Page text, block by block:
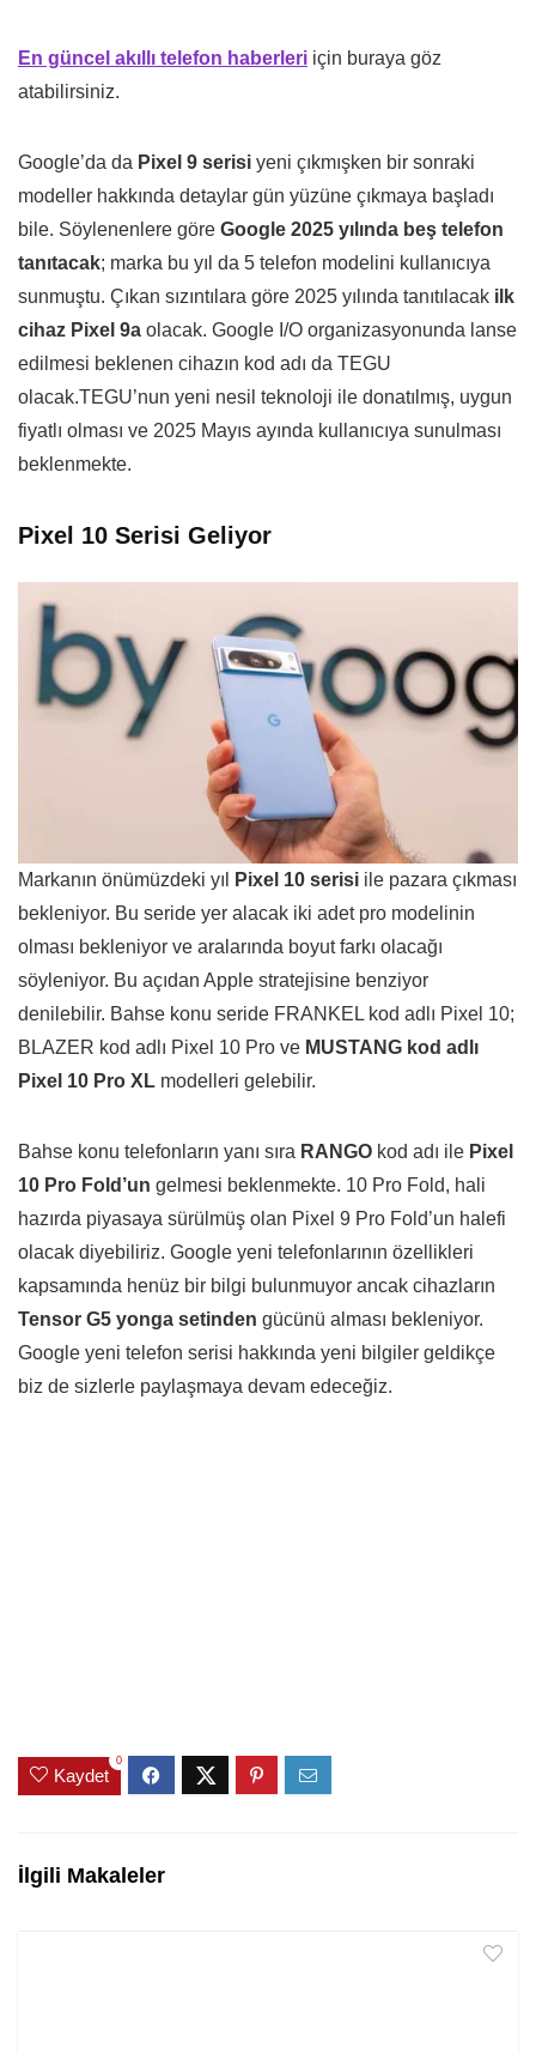
En güncel akıllı telefon haberleri için buraya göz
atabilirsiniz.
Google’da da Pixel 9 serisi yeni çıkmışken bir sonraki
modeller hakkında detaylar gün yüzüne çıkmaya başladı
bile. Söylenenlere göre Google 2025 yılında beş telefon
tanıtacak; marka bu yıl da 5 telefon modelini kullanıcıya
sunmuştu. Çıkan sızıntılara göre 2025 yılında tanıtılacak ilk
cihaz Pixel 9a olacak. Google I/O organizasyonunda lanse
edilmesi beklenen cihazın kod adı da TEGU
olacak.TEGU’nun yeni nesil teknoloji ile donatılmış, uygun
fiyatlı olması ve 2025 Mayıs ayında kullanıcıya sunulması
beklenmekte.
Pixel 10 Serisi Geliyor
Markanın önümüzdeki yıl Pixel 10 serisi ile pazara çıkması
bekleniyor. Bu seride yer alacak iki adet pro modelinin
olması bekleniyor ve aralarında boyut farkı olacağı
söyleniyor. Bu açıdan Apple stratejisine benziyor
denilebilir. Bahse konu seride FRANKEL kod adlı Pixel 10;
BLAZER kod adlı Pixel 10 Pro ve MUSTANG kod adlı
Pixel 10 Pro XL modelleri gelebilir.
Bahse konu telefonların yanı sıra RANGO kod adı ile Pixel
10 Pro Fold’un gelmesi beklenmekte. 10 Pro Fold, hali
hazırda piyasaya sürülmüş olan Pixel 9 Pro Fold’un halefi
olacak diyebiliriz. Google yeni telefonlarının özellikleri
kapsamında henüz bir bilgi bulunmuyor ancak cihazların
Tensor G5 yonga setinden gücünü alması bekleniyor.
Google yeni telefon serisi hakkında yeni bilgiler geldikçe
biz de sizlerle paylaşmaya devam edeceğiz.
Kaydet
0
İlgili Makaleler